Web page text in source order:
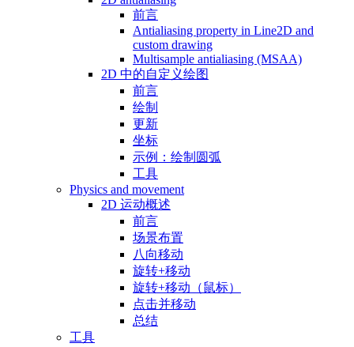
前言
Antialiasing property in Line2D and
custom drawing
Multisample antialiasing (MSAA)
2D 中的自定义绘图
前言
绘制
更新
坐标
示例：绘制圆弧
工具
Physics and movement
2D 运动概述
前言
场景布置
八向移动
旋转+移动
旋转+移动（鼠标）
点击并移动
总结
工具